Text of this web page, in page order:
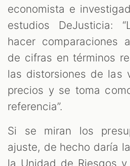
economista e
estudios DeJusticia:
hacer comparaciones
de cifras en términos
las distorsiones de las
precios y se toma
referencia”.
Si se miran los
ajuste, de hecho daría
la Unidad de Riesgos